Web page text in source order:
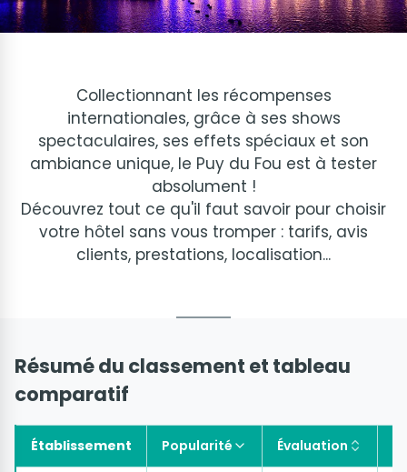
Collectionnant les récompenses
internationales, grâce à ses shows
spectaculaires, ses effets spéciaux et son
ambiance unique, le Puy du Fou est à tester
absolument !
Découvrez tout ce qu'il faut savoir pour choisir
votre hôtel sans vous tromper : tarifs, avis
clients, prestations, localisation...
Résumé du classement et tableau
comparatif
Établissement Popularité Évaluation